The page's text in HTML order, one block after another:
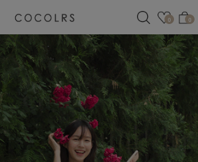
관심
0 0
검색